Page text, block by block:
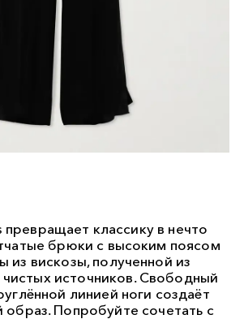
превращает классику в нечто
брюки с высоким поясом
из вискозы, полученной из
чистых источников. Свободный
линией ноги создаёт
Попробуйте сочетать с